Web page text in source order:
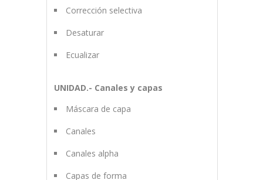
Corrección selectiva
Desaturar
Ecualizar
UNIDAD.- Canales y capas
Máscara de capa
Canales
Canales alpha
Capas de forma